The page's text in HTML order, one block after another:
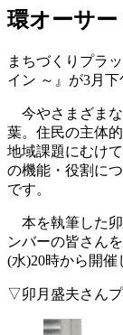
環オーサ
まちづくりプラ
イン ～』が3月下
今やさまざまな
葉。住民の主体
地域課題にむけ
の機能・役割に
です。
本を執筆した卯
ンバーの皆さん
(水)20時から開催
▽卯月盛夫さん